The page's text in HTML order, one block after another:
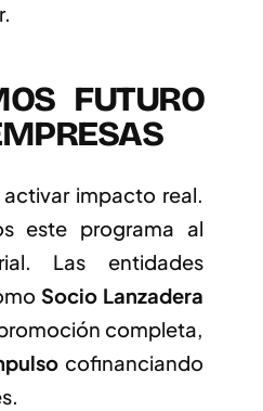
FUTURO
impacto real.
este programa al
Las entidades
Socio Lanzadera
completa,
cofinanciando